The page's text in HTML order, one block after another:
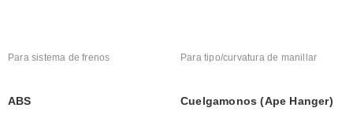
Para sistema de frenos
ABS
Para tipo/curvatura de manillar
Cuelgamonos (Ape Hanger)